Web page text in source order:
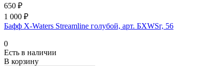
650 ₽
1 000 ₽
Бафф X-Waters Streamline голубой, арт. БXWSг, 56
0
Есть в наличии
В корзину